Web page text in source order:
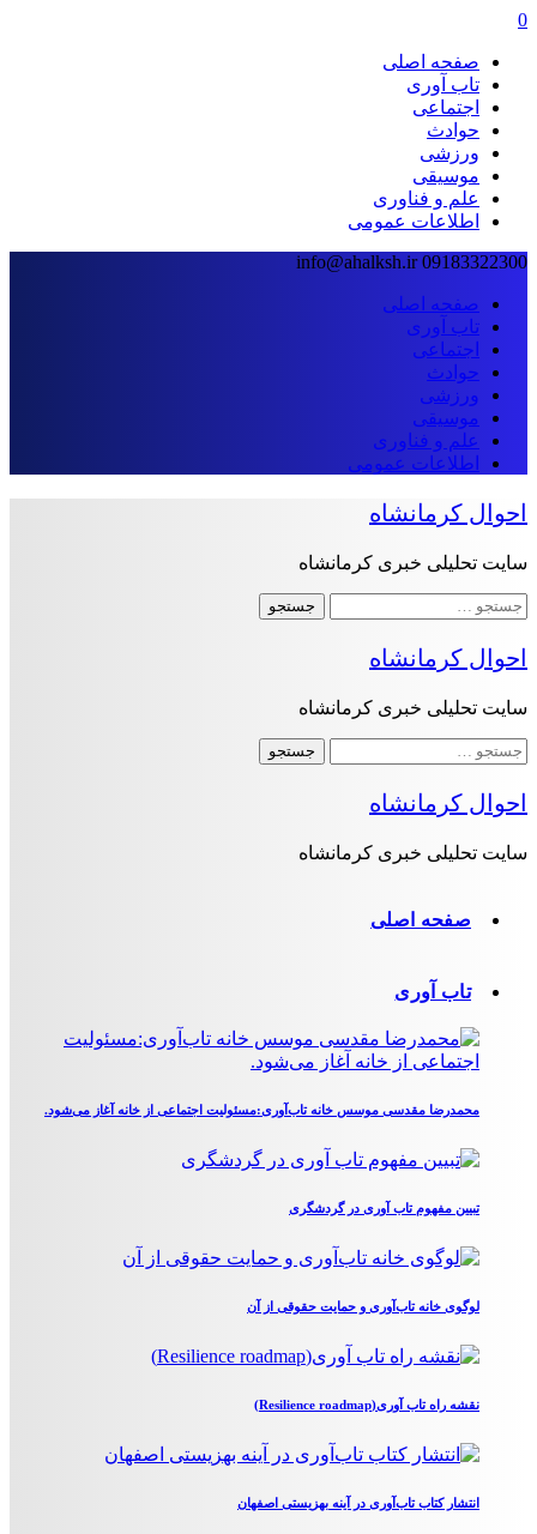
0
صفحه اصلی
تاب آوری
اجتماعی
حوادث
ورزشی
موسیقی
علم و فناوری
اطلاعات عمومی
09183322300
info@ahalksh.ir
صفحه اصلی
تاب آوری
اجتماعی
حوادث
ورزشی
موسیقی
علم و فناوری
اطلاعات عمومی
احوال کرمانشاه
سایت تحلیلی خبری کرمانشاه
جستجو
برای:
احوال کرمانشاه
سایت تحلیلی خبری کرمانشاه
جستجو
برای:
احوال کرمانشاه
سایت تحلیلی خبری کرمانشاه
صفحه اصلی
تاب آوری
محمدرضا مقدسی موسس خانه تاب‌آوری:مسئولیت اجتماعی از خانه آغاز می‌شود.
تبیین مفهوم تاب آوری در گردشگری
لوگوی خانه تاب‌آوری و حمایت حقوقی از آن
نقشه راه تاب آوری(Resilience roadmap)
انتشار کتاب تاب‌آوری در آینه بهزیستی اصفهان